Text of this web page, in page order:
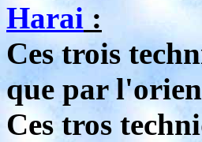
Harai :
Ces trois
que par
Ces tros